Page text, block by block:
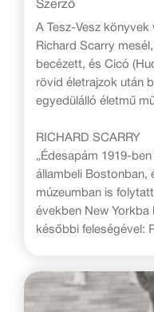
Szerző
A Tesz-Vesz
Richard Scarry
becézett, és Cicó
rövid életrajzok után
egyedülálló életmű
RICHARD SCARRY
„Édesapám 1919-
állambeli Bostonban,
múzeumban is
években New
későbbi feleségével:
Édesapám – ha épp
általában a